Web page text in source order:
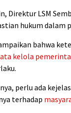
Direktur LSM
hukum dalam
bahwa
kelola
perlu ada
terhadap